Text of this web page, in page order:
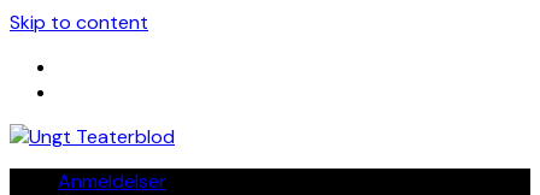
Skip to content
Anmeldelser